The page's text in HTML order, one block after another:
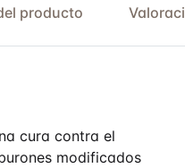
producto
cura contra el
modificados